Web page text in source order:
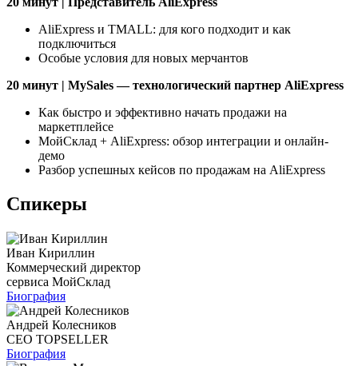
AliExpress и TMALL: для кого подходит и как
подключиться
Особые условия для новых мерчантов
20 минут | MySales — технологический партнер AliExpress
Как быстро и эффективно начать продажи на
маркетплейсе
МойСклад + AliExpress: обзор интеграции и онлайн-
демо
Разбор успешных кейсов по продажам на AliExpress
Спикеры
Иван Кириллин
Коммерческий директор
сервиса МойСклад
Биография
Андрей Колесников
CEO TOPSELLER
Биография